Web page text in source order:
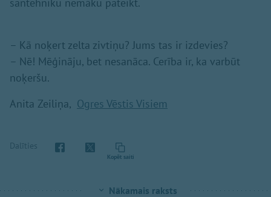
– Kā noķert zelta zivtiņu? Jums tas ir izdevies?
– Nē! Mēģināju, bet nesanāca. Cerība ir, ka varbūt
noķeršu.
Anita Zeiliņa, Ogres Vēstis Visiem
Dalīties
Kopēt saiti
Nākamais raksts